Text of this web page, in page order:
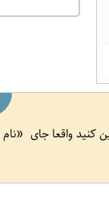
کنید واقعا جای